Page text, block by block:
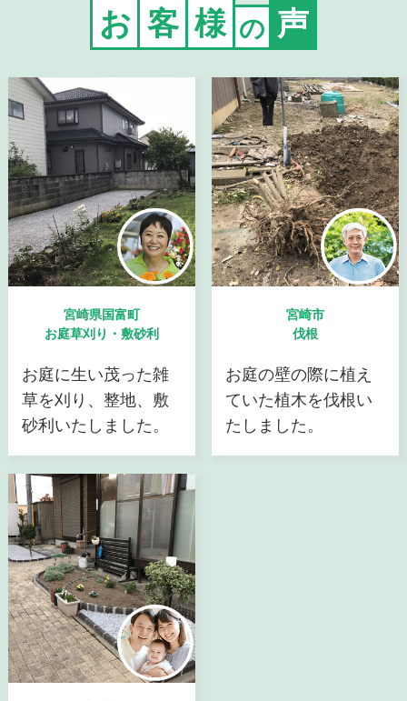
お 客 様 の 声
宮崎県国富町
お庭草刈り・敷砂利
お庭に生い茂った雑
草を刈り、整地、敷
砂利いたしました。
宮崎市
伐根
お庭の壁の際に植え
ていた植木を伐根い
たしました。